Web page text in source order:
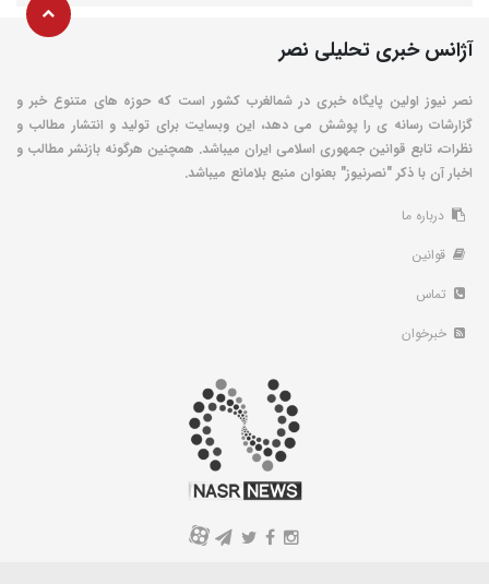
آژانس خبری تحلیلی نصر
نصر نیوز اولین پایگاه خبری در شمالغرب کشور است که حوزه های متنوع خبر و
گزارشات رسانه ی را پوشش می دهد، این وبسایت برای تولید و انتشار مطالب و
نظرات، تابع قوانین جمهوری اسلامی ایران میباشد. همچنین هرگونه بازنشر مطالب و
اخبار آن با ذکر "نصرنیوز" بعنوان منبع بلامانع میباشد.
درباره ما
قوانین
تماس
خبرخوان
A